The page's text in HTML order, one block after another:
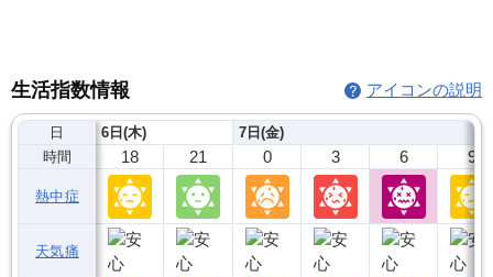
生活指数情報 アイコンの説明
日
時間
熱中症
天気痛
6日(木)
18 21
7日(金)
0 3 6 9